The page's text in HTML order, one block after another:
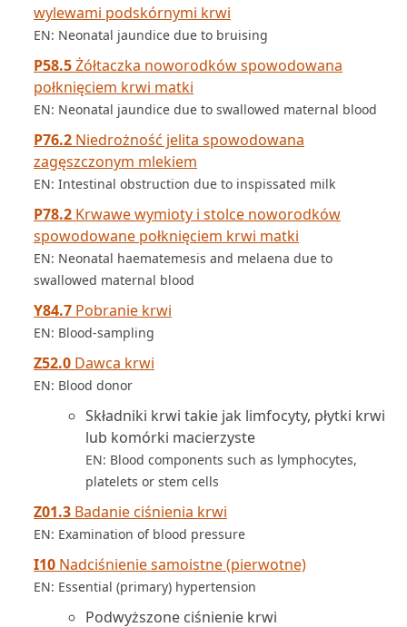
wylewami podskórnymi krwi
EN: Neonatal jaundice due to bruising
P58.5Żółtaczka noworodków spowodowana
połknięciem krwi matki
EN: Neonatal jaundice due to swallowed maternal blood
P76.2 Niedrożność jelita spowodowana
zagęszczonym mlekiem
EN: Intestinal obstruction due to inspissated milk
P78.2 Krwawe wymioty i stolce noworodków
spowodowane połknięciem krwi matki
EN: Neonatal haematemesis and melaena due to
swallowed maternal blood
Y84.7 Pobranie krwi
EN: Blood-sampling
Z52.0 Dawca krwi
EN: Blood donor
Składniki krwi takie jak limfocyty, płytki krwi
lub komórki macierzyste
EN: Blood components such as lymphocytes,
platelets or stem cells
Z01.3 Badanie ciśnienia krwi
EN: Examination of blood pressure
I10 Nadciśnienie samoistne (pierwotne)
EN: Essential (primary) hypertension
Podwyższone ciśnienie krwi